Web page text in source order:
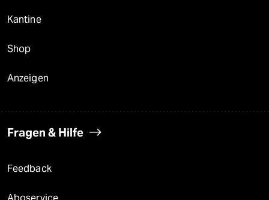
Kantine
Shop
Anzeigen
Fragen & Hilfe
Feedback